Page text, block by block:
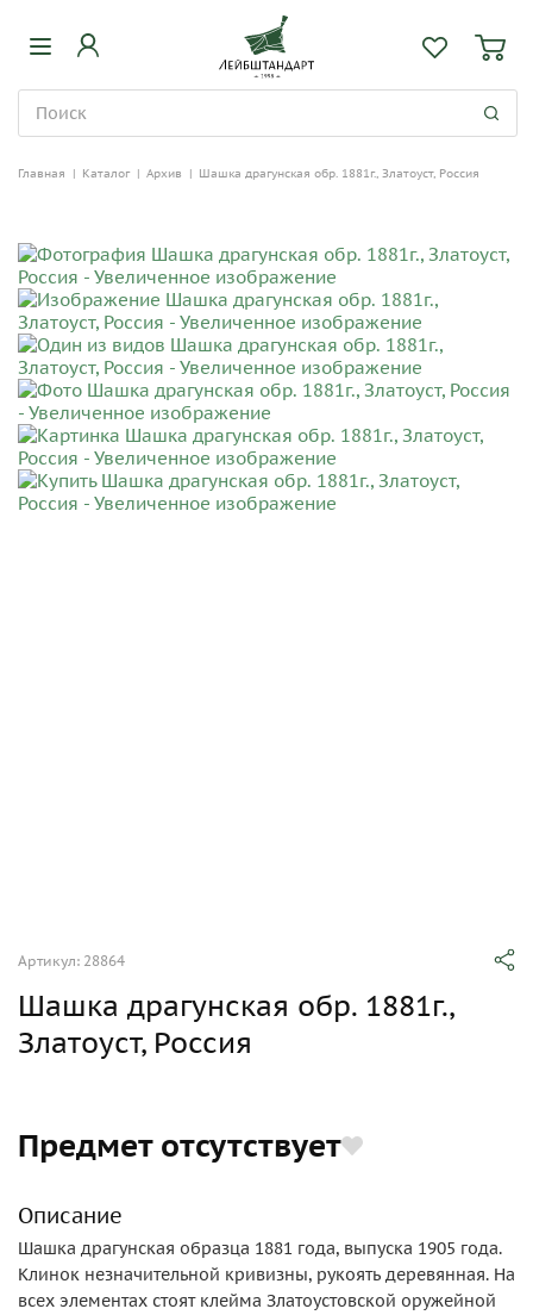
Главная | Каталог | Архив | Шашка драгунская обр. 1881г., Златоуст, Россия
Артикул: 28864
Шашка драгунская обр. 1881г.,
Златоуст, Россия
Предмет отсутствует
Описание
Шашка драгунская образца 1881 года, выпуска 1905 года.
Клинок незначительной кривизны, рукоять деревянная. На
всех элементах стоят клейма Златоустовской оружейной